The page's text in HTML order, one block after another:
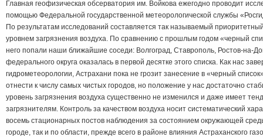
Главная геофизическая обсерватория им. Войкова ежегодно проводит
помощью Федеральной государственной метеорологической службы
По результатам исследований составляется так называемый
уровнем загрязнения воздуха. По сравнению с прошлым годом «черный
него попали наши ближайшие соседи: Волгоград, Ставрополь, Ростов-на-
федерального округа оказалась в первой десятке этого списка. Как нас
гидрометеорологии, Астрахани пока не грозит занесение в «черный
отнести к числу самых чистых городов, но положение у нас достаточно
уровень загрязнения воздуха существенно не изменился и даже имеет
загрязнителям. Контроль за качеством воздуха носит систематический
восемь стационарных постов наблюдения за состоянием окружающей
городе, так и по области, прежде всего в районе влияния Астраханского